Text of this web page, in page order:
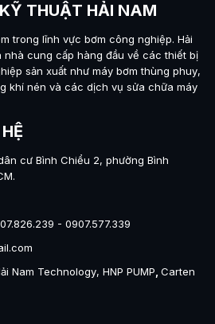
THUẬT HẢI NAM
trong lĩnh vực bơm công nghiệp. Hải
nhà cung cấp hàng đầu về các thiết bị
sản xuất như máy bơm thùng phuy,
khí nén và các dịch vụ sửa chữa máy
cư Bình Chiểu 2, phường Bình
- 0907.577.339
Nam Technology, HNP PUMP Carten